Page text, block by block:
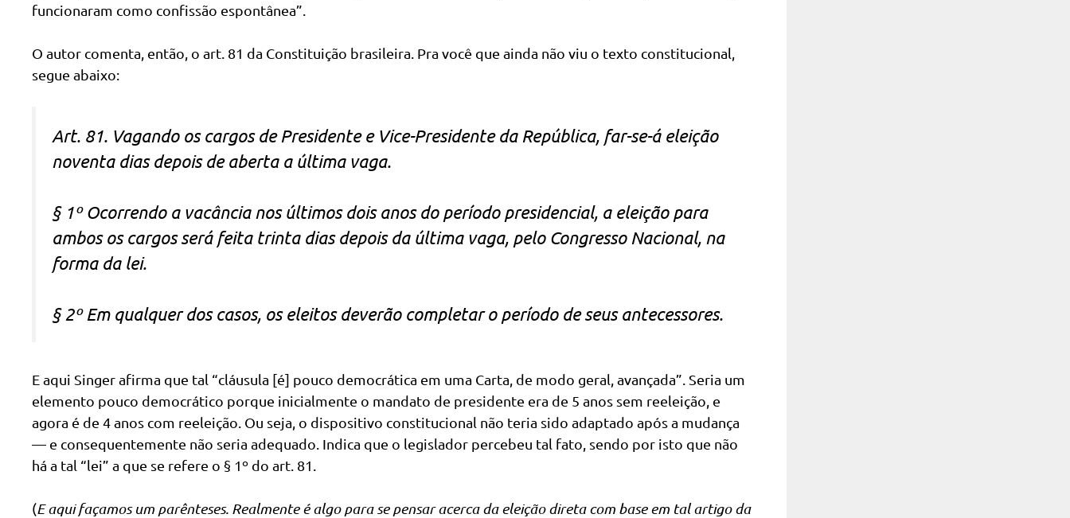
funcionaram como confissão espontânea”.
O autor comenta, então, o art. 81 da Constituição brasileira. Pra você que ainda não viu o texto constitucional,
segue abaixo:
Art. 81. Vagando os cargos de Presidente e Vice-Presidente da República, far-se-á eleição
noventa dias depois de aberta a última vaga.
§ 1º Ocorrendo a vacância nos últimos dois anos do período presidencial, a eleição para
ambos os cargos será feita trinta dias depois da última vaga, pelo Congresso Nacional, na
forma da lei.
§ 2º Em qualquer dos casos, os eleitos deverão completar o período de seus antecessores.
E aqui Singer afirma que tal “cláusula [é] pouco democrática em uma Carta, de modo geral, avançada”. Seria um
elemento pouco democrático porque inicialmente o mandato de presidente era de 5 anos sem reeleição, e
agora é de 4 anos com reeleição. Ou seja, o dispositivo constitucional não teria sido adaptado após a mudança
— e consequentemente não seria adequado. Indica que o legislador percebeu tal fato, sendo por isto que não
há a tal “lei” a que se refere o § 1º do art. 81.
(E aqui façamos um parênteses. Realmente é algo para se pensar acerca da eleição direta com base em tal artigo da